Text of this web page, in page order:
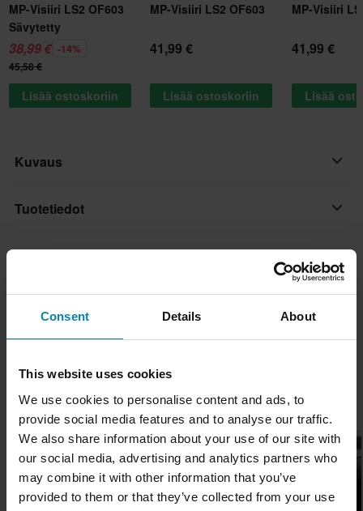
Consent Details About
This website uses cookies
We use cookies to personalise content and ads, to
provide social media features and to analyse our traffic.
We also share information about your use of our site with
our social media, advertising and analytics partners who
may combine it with other information that you’ve
provided to them or that they’ve collected from your use
MP-Visiiri LS2 OF603
Sävytetty
38,99 € -14%
45,58 €
Lisää ostoskoriin
MP-Visiiri LS2 OF603
41,99 €
Lisää ostoskoriin
MP-Visiiri
41,99 €
Lisää
Kuvaus
OF603 LS2 Infinity II tarjoaa moottoripyöräilijöille kaivatun
modernissa avoypärä-mallissa. Riippumatta ajotyylistäsi Infinity II
tarjoaa kaiken tarvitsemasi ja monia muita ominaisuuksia
saatavana neljässä koossa
• Heijastava turvaembleemi
• Metalli-turvalevy
• Mikrometrinen metalli-räikkäsuljin
• Magneettinen älykäs vetonappi
Tuotetiedot
Väri
Musta/Harmaa/Punainen
Kypäräpuhelin
Valmisteltu
Tuotteen käyttäjä
Aikuinen
Kypärän paino
1300 g – 1500 g
Koko-opas
Toimitamme päivittäin tilauksia kaikkialle Pohjoismaissa.
tuotteet mahdollisimman nopeasti!
Alin hintatakuu
Pyrimme pitämään yllä parhaita hintoja, mutta jos löydät silti
paremman hinnan kilpailijalta, vastaamme siihen hintaan.
Kysy jotain
Suosikit tuotemerkiltä LS2
Huippuhinta!